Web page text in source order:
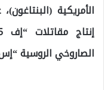
الأمريكية
الصاروخي الروسية “إس